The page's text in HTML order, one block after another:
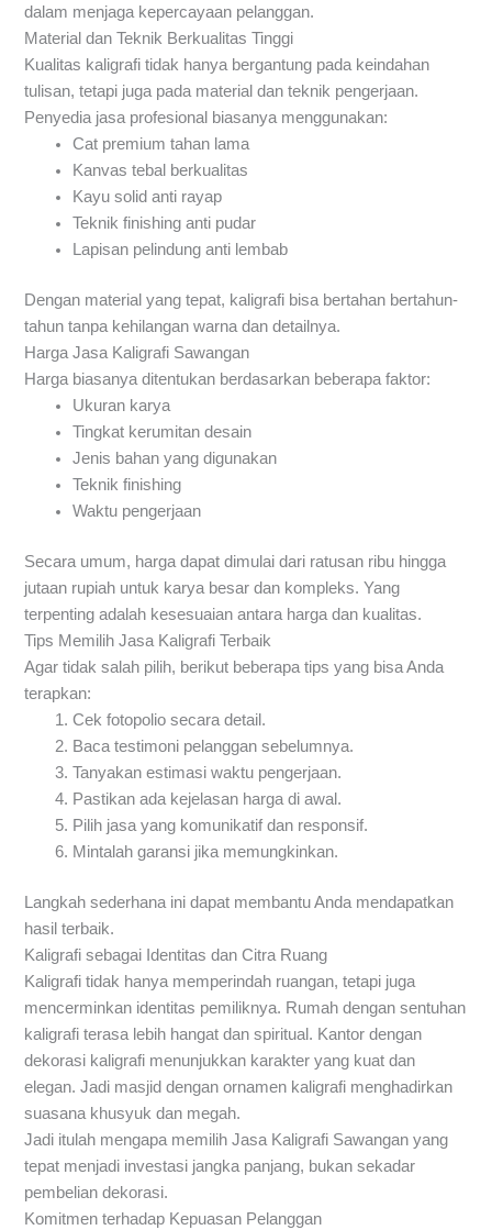
dalam menjaga kepercayaan pelanggan.
Material dan Teknik Berkualitas Tinggi
Kualitas kaligrafi tidak hanya bergantung pada keindahan
tulisan, tetapi juga pada material dan teknik pengerjaan.
Penyedia jasa profesional biasanya menggunakan:
Cat premium tahan lama
Kanvas tebal berkualitas
Kayu solid anti rayap
Teknik finishing anti pudar
Lapisan pelindung anti lembab
Dengan material yang tepat, kaligrafi bisa bertahan bertahun-
tahun tanpa kehilangan warna dan detailnya.
Harga Jasa Kaligrafi Sawangan
Harga biasanya ditentukan berdasarkan beberapa faktor:
Ukuran karya
Tingkat kerumitan desain
Jenis bahan yang digunakan
Teknik finishing
Waktu pengerjaan
Secara umum, harga dapat dimulai dari ratusan ribu hingga
jutaan rupiah untuk karya besar dan kompleks. Yang
terpenting adalah kesesuaian antara harga dan kualitas.
Tips Memilih Jasa Kaligrafi Terbaik
Agar tidak salah pilih, berikut beberapa tips yang bisa Anda
terapkan:
Cek fotopolio secara detail.
Baca testimoni pelanggan sebelumnya.
Tanyakan estimasi waktu pengerjaan.
Pastikan ada kejelasan harga di awal.
Pilih jasa yang komunikatif dan responsif.
Mintalah garansi jika memungkinkan.
Langkah sederhana ini dapat membantu Anda mendapatkan
hasil terbaik.
Kaligrafi sebagai Identitas dan Citra Ruang
Kaligrafi tidak hanya memperindah ruangan, tetapi juga
mencerminkan identitas pemiliknya. Rumah dengan sentuhan
kaligrafi terasa lebih hangat dan spiritual. Kantor dengan
dekorasi kaligrafi menunjukkan karakter yang kuat dan
elegan. Jadi masjid dengan ornamen kaligrafi menghadirkan
suasana khusyuk dan megah.
Jadi itulah mengapa memilih Jasa Kaligrafi Sawangan yang
tepat menjadi investasi jangka panjang, bukan sekadar
pembelian dekorasi.
Komitmen terhadap Kepuasan Pelanggan